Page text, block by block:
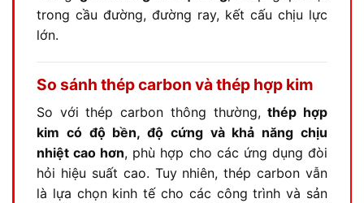
trong cầu đường, đường ray, kết cấu chịu lực
lớn.
So sánh thép carbon và thép hợp kim
So với thép carbon thông thường,thép hợp
kim có độ bền, độ cứng và khả năng chịu
nhiệt cao hơn, phù hợp cho các ứng dụng đòi
hỏi hiệu suất cao. Tuy nhiên, thép carbon vẫn
là lựa chọn kinh tế cho các công trình và sản